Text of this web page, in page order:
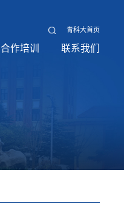
青科大首页
合作培训 联系我们